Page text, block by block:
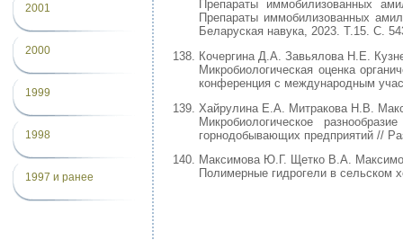
2001
2000
1999
1998
1997 и ранее
Препараты иммобилизованных
Препараты иммобилизованных
Беларуская навука, 2023. Т.15. С.
Кочергина Д.А. Завьялова Н.Е.
Микробиологическая оценка
конференция с международным
Хайрулина Е.А. Митракова Н.В.
Микробиологическое
горнодобывающих предприятий //
Максимова Ю.Г. Щетко В.А.
Полимерные гидрогели в сельском